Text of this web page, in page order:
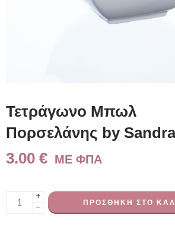
Τετράγωνο Μπωλ
Πορσελάνης by
3.00 € ME ΦΠΑ
+
−
ΠΡΟΣΘΉΚΗ ΣΤΟ